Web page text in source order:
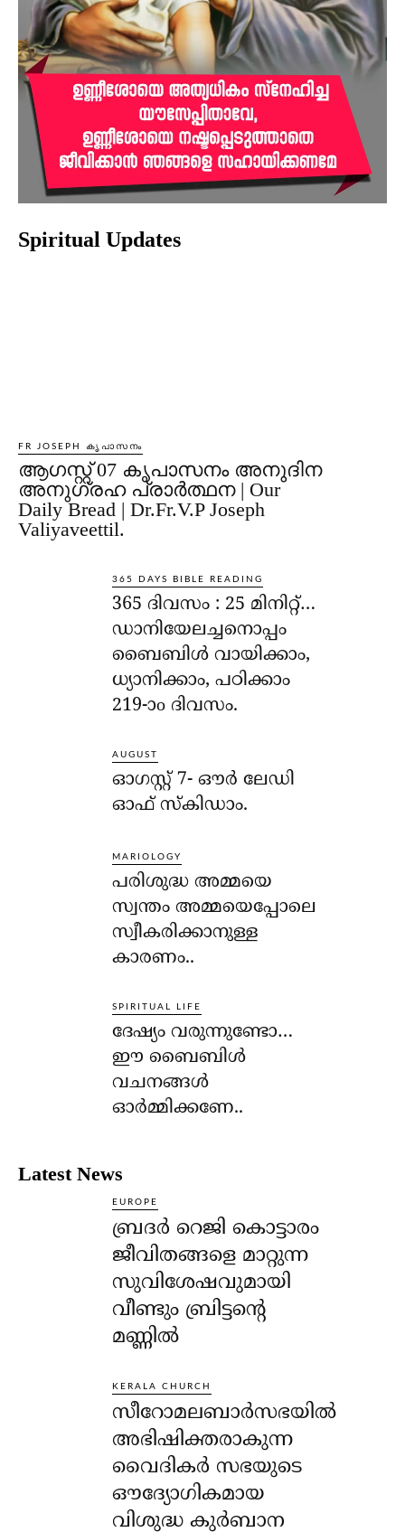
Spiritual Updates
FR JOSEPH കൃപാസനം
ആഗസ്റ്റ് 07 കൃപാസനം അനുദിന
അനുഗ്രഹ പ്രാർത്ഥന | Our
Daily Bread | Dr.Fr.V.P Joseph
Valiyaveettil.
365 DAYS BIBLE READING
365 ദിവസം : 25 മിനിറ്റ്…
ഡാനിയേലച്ചനൊപ്പം
ബൈബിൾ വായിക്കാം,
ധ്യാനിക്കാം, പഠിക്കാം
219-ാo ദിവസം.
AUGUST
ഓഗസ്റ്റ് 7- ഔര്‍ ലേഡി
ഓഫ് സ്‌കിഡാം.
MARIOLOGY
പരിശുദ്ധ അമ്മയെ
സ്വന്തം അമ്മയെപ്പോലെ
സ്വീകരിക്കാനുള്ള
കാരണം..
SPIRITUAL LIFE
ദേഷ്യം വരുന്നുണ്ടോ…
ഈ ബൈബിള്‍
വചനങ്ങള്‍
ഓര്‍മ്മിക്കണേ..
Latest News
EUROPE
ബ്രദർ റെജി കൊട്ടാരം
ജീവിതങ്ങളെ മാറ്റുന്ന
സുവിശേഷവുമായി
വീണ്ടും ബ്രിട്ടന്റെ
മണ്ണിൽ
KERALA CHURCH
സീറോമലബാർസഭയിൽ
അഭിഷിക്തരാകുന്ന
വൈദികർ സഭയുടെ
ഔദ്യോഗികമായ
വിശുദ്ധ കുർബാന